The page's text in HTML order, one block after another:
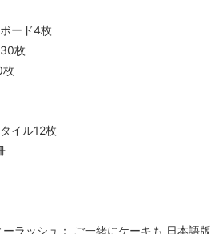
ード4枚
枚
枚
イル12枚
ラッシュ： ご一緒にケーキも 日本語版